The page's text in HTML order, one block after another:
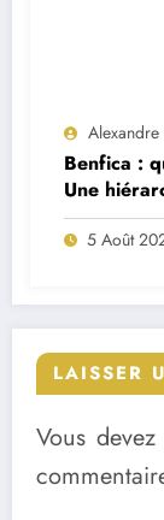
Benfica :
Une
deux
5 Août
LAISSER
Vous